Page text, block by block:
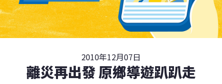
2010年12月07日
離災再出發 原鄉導遊趴趴走